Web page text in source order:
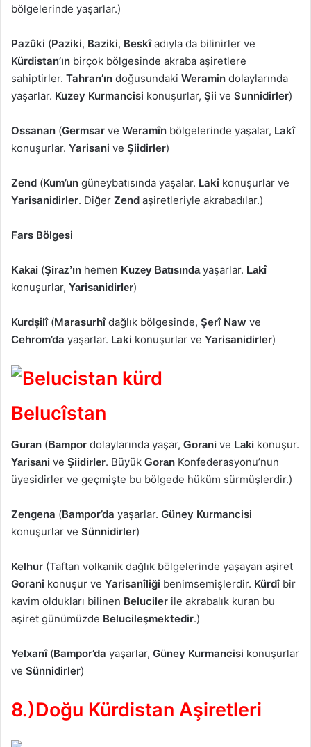
bölgelerinde yaşarlar.)
Pazûki (Paziki, Baziki, Beskîadıyla da bilinirler ve
Kürdistan’ın birçok bölgesinde akraba aşiretlere
sahiptirler. Tahran’ın doğusundaki Weramin dolaylarında
yaşarlar. Kuzey Kurmancisi konuşurlar, Şii ve Sunnidirler)
Ossanan (Germsar ve Weramîn bölgelerinde yaşalar, Lakî
konuşurlar. Yarisani ve Şiidirler)
Zend (Kum’un güneybatısında yaşalar. Lakî konuşurlar ve
Yarisanidirler. Diğer Zend aşiretleriyle akrabadılar.)
Fars Bölgesi
Kakai (Şiraz’ın hemen Kuzey Batısındayaşarlar. Lakî
konuşurlar, Yarisanidirler)
Kurdşilî (Marasurhîdağlık bölgesinde, Şerî Naw ve
Cehrom’da yaşarlar. Laki konuşurlar ve Yarisanidirler)
Belucîstan
Guran (Bampor dolaylarında yaşar, Gorani ve Laki konuşur.
Yarisani ve Şiidirler. Büyük Goran Konfederasyonu’nun
üyesidirler ve geçmişte bu bölgede hüküm sürmüşlerdir.)
Zengena (Bampor’da yaşarlar. Güney Kurmancisi
konuşurlar ve Sünnidirler)
Kelhur (Taftan volkanik dağlık bölgelerinde yaşayan aşiret
Goranî konuşur ve Yarisanîliği benimsemişlerdir. Kürdî bir
kavim oldukları bilinen Beluciler ile akrabalık kuran bu
aşiret günümüzde Belucileşmektedir.)
Yelxanî (Bampor’da yaşarlar, Güney Kurmancisi konuşurlar
ve Sünnidirler)
8.)Doğu Kürdistan Aşiretleri